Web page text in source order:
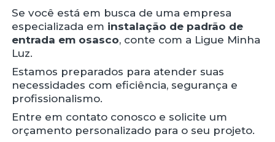
Se você está em busca de uma empresa
especializada em instalação de padrão de
entrada em osasco, conte com a Ligue Minha
Luz.
Estamos preparados para atender suas
necessidades com eficiência, segurança e
profissionalismo.
Entre em contato conosco e solicite um
orçamento personalizado para o seu projeto.